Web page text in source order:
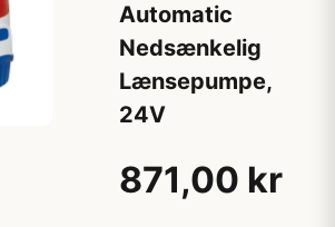
Automatic
Nedsænkelig
Lænsepumpe,
24V
871,00 kr